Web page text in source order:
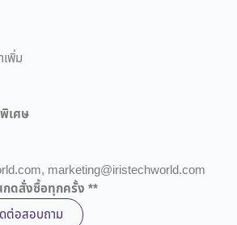
พิ่ม
เศษ
marketing@iristechworld.com
ดสั่งซื้อทุกครั้ง **
ต่อสอบถาม